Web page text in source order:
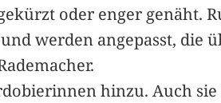
oder enger genäht.
werden angepasst, die
hinzu. Auch sie